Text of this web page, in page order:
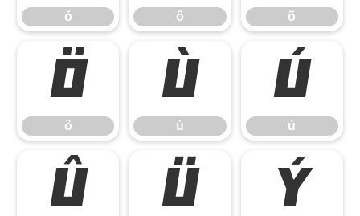
ó ô õ
ö
ö
ù
ù
ú
ú
û ü ý